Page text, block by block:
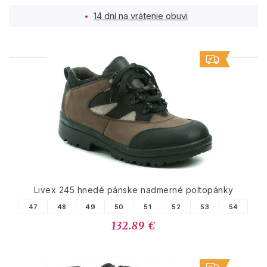
14 dní na vrátenie obuvi
PODOBNÉ PRODUKTY
Livex 245 hnedé pánske nadmerné poltopánky
47 48 49 50 51 52 53 54
132.89 €